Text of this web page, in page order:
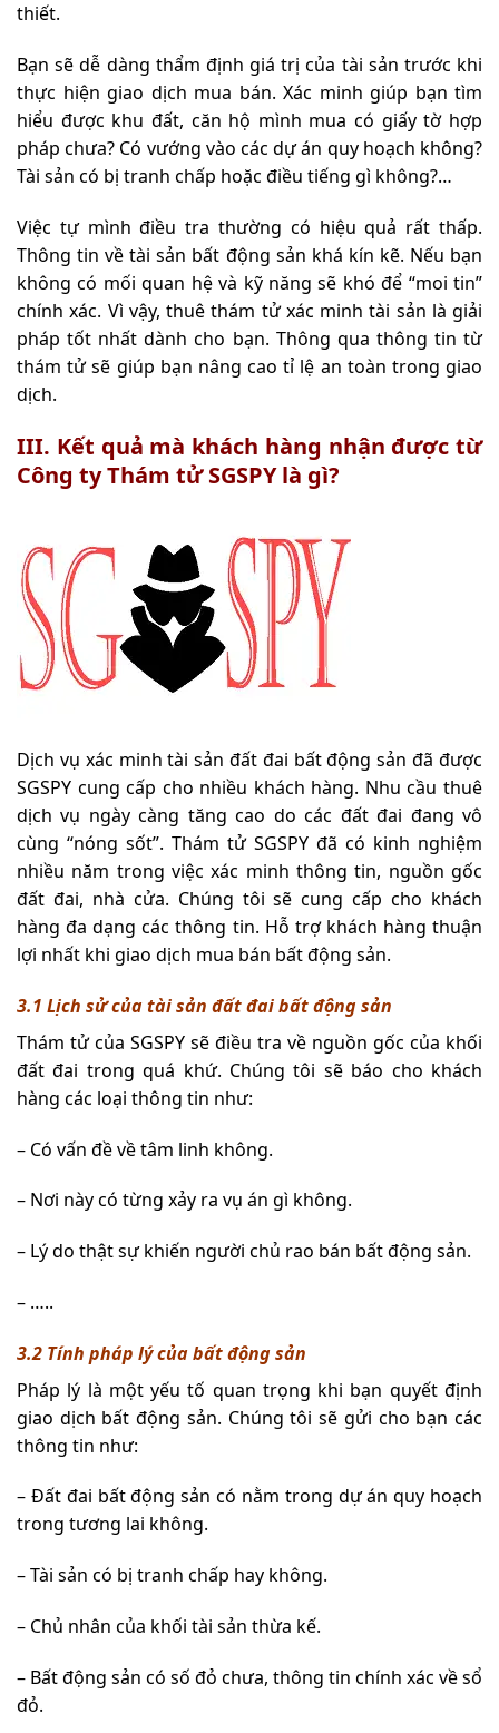
thiết.
Bạn sẽ dễ dàng thẩm định giá trị của tài sản trước khi
thực hiện giao dịch mua bán. Xác minh giúp bạn tìm
hiểu được khu đất, căn hộ mình mua có giấy tờ hợp
pháp chưa? Có vướng vào các dự án quy hoạch không?
Tài sản có bị tranh chấp hoặc điều tiếng gì không?…
Việc tự mình điều tra thường có hiệu quả rất thấp.
Thông tin về tài sản bất động sản khá kín kẽ. Nếu bạn
không có mối quan hệ và kỹ năng sẽ khó để “moi tin”
chính xác. Vì vậy, thuê thám tử xác minh tài sản là giải
pháp tốt nhất dành cho bạn. Thông qua thông tin từ
thám tử sẽ giúp bạn nâng cao tỉ lệ an toàn trong giao
dịch.
III. Kết quả mà khách hàng nhận được từ
Công ty Thám tử SGSPY là gì?
Dịch vụ xác minh tài sản đất đai bất động sản đã được
SGSPY cung cấp cho nhiều khách hàng. Nhu cầu thuê
dịch vụ ngày càng tăng cao do các đất đai đang vô
cùng “nóng sốt”. Thám tử SGSPY đã có kinh nghiệm
nhiều năm trong việc xác minh thông tin, nguồn gốc
đất đai, nhà cửa. Chúng tôi sẽ cung cấp cho khách
hàng đa dạng các thông tin. Hỗ trợ khách hàng thuận
lợi nhất khi giao dịch mua bán bất động sản.
3.1 Lịch sử của tài sản đất đai bất động sản
Thám tử của SGSPY sẽ điều tra về nguồn gốc của khối
đất đai trong quá khứ. Chúng tôi sẽ báo cho khách
hàng các loại thông tin như:
– Có vấn đề về tâm linh không.
– Nơi này có từng xảy ra vụ án gì không.
– Lý do thật sự khiến người chủ rao bán bất động sản.
– …..
3.2 Tính pháp lý của bất động sản
Pháp lý là một yếu tố quan trọng khi bạn quyết định
giao dịch bất động sản. Chúng tôi sẽ gửi cho bạn các
thông tin như:
– Đất đai bất động sản có nằm trong dự án quy hoạch
trong tương lai không.
– Tài sản có bị tranh chấp hay không.
– Chủ nhân của khối tài sản thừa kế.
– Bất động sản có số đỏ chưa, thông tin chính xác về sổ
đỏ.